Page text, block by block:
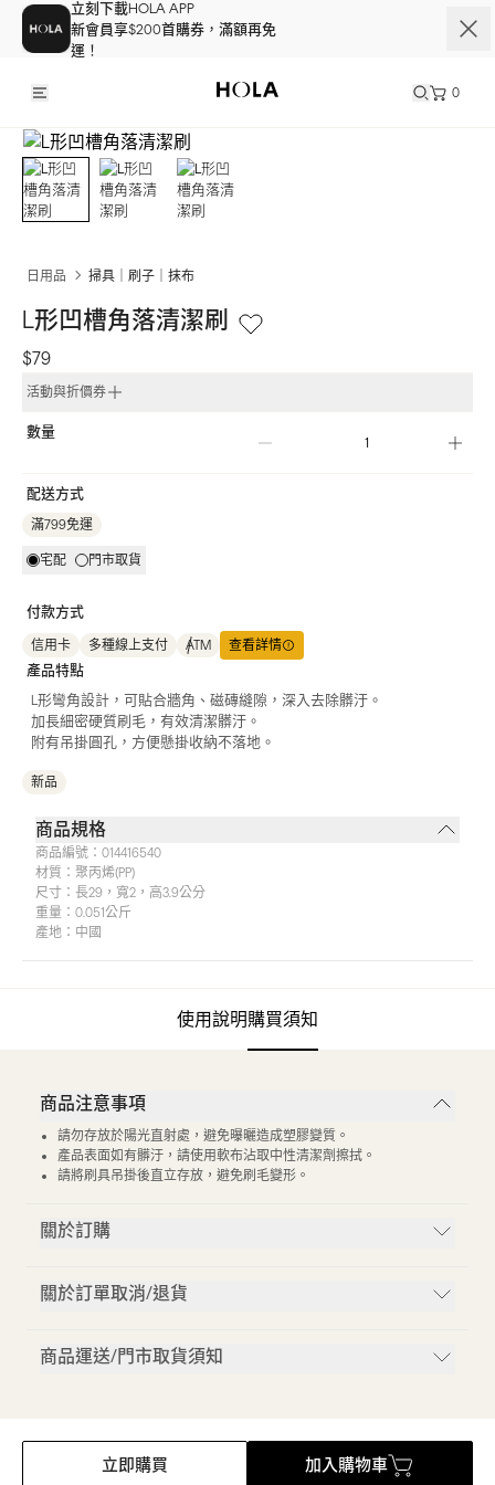
立刻下載HOLA APP
新會員享$200首購券，滿額再免
運！
0
日用品 掃具｜刷子｜抹布
L形凹槽角落清潔刷
$79
活動與折價券
數量
配送方式
滿799免運
宅配 門市取貨
付款方式
信用卡 多種線上支付 ATM 查看詳情
產品特點
L形彎角設計，可貼合牆角、磁磚縫隙，深入去除髒汙。
加長細密硬質刷毛，有效清潔髒汙。
附有吊掛圓孔，方便懸掛收納不落地。
新品
商品規格
商品編號： 014416540
材質： 聚丙烯(PP)
尺寸： 長29，寬2，高3.9公分
重量： 0.051公斤
產地： 中國
使用說明購買須知
商品注意事項
請勿存放於陽光直射處，避免曝曬造成塑膠變質。
產品表面如有髒汙，請使用軟布沾取中性清潔劑擦拭。
請將刷具吊掛後直立存放，避免刷毛變形。
關於訂購
關於訂單取消/退貨
商品運送/門市取貨須知
立即購買 加入購物車